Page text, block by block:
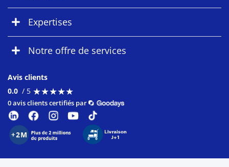
Expertises
Notre offre de services
Avis clients
0.0 / 5 ★★★★★
★★★★★
0 avis clients certifiés par